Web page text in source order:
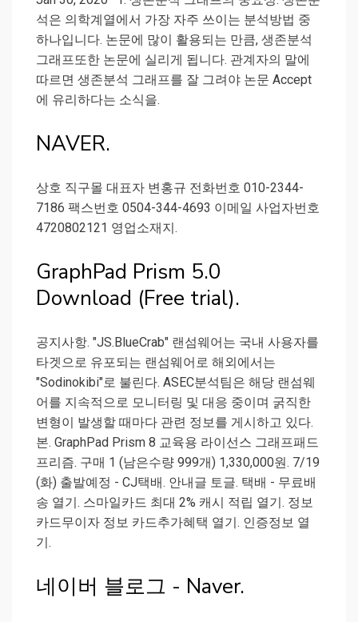
석은 의학계열에서 가장 자주 쓰이는 분석방법 중
하나입니다. 논문에 많이 활용되는 만큼, 생존분석
그래프또한 논문에 실리게 됩니다. 관계자의 말에
따르면 생존분석 그래프를 잘 그려야 논문 Accept
에 유리하다는 소식을.
NAVER.
상호 직구몰 대표자 변홍규 전화번호 010-2344-
7186 팩스번호 0504-344-4693 이메일 사업자번호
4720802121 영업소재지.
GraphPad Prism 5.0
Download (Free trial).
공지사항. "JS.BlueCrab" 랜섬웨어는 국내 사용자를
타겟으로 유포되는 랜섬웨어로 해외에서는
"Sodinokibi"로 불린다. ASEC분석팀은 해당 랜섬웨
어를 지속적으로 모니터링 및 대응 중이며 굵직한
변형이 발생할 때마다 관련 정보를 게시하고 있다.
본. GraphPad Prism 8 교육용 라이선스 그래프패드
프리즘. 구매 1 (남은수량 999개) 1,330,000원. 7/19
(화) 출발예정 - CJ택배. 안내글 토글. 택배 - 무료배
송 열기. 스마일카드 최대 2% 캐시 적립 열기. 정보
카드무이자 정보 카드추가혜택 열기. 인증정보 열
기.
네이버 블로그 - Naver.